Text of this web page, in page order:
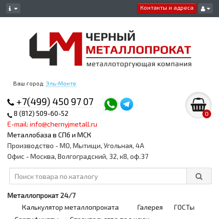
Контакты и адреса
Ваш город: Эль-Монте
+7(499) 450 97 07
8 (812) 509-60-52
E-mail: info@chernyjmetall.ru
Металлобаза в СПб и МСК
0
Производство - МО, Мытищи, Угольная, 4А
Офис - Москва, Волгоградский, 32, к8, оф.37
Металлопрокат 24/7
Калькулятор металлопроката
Галерея
ГОСТы